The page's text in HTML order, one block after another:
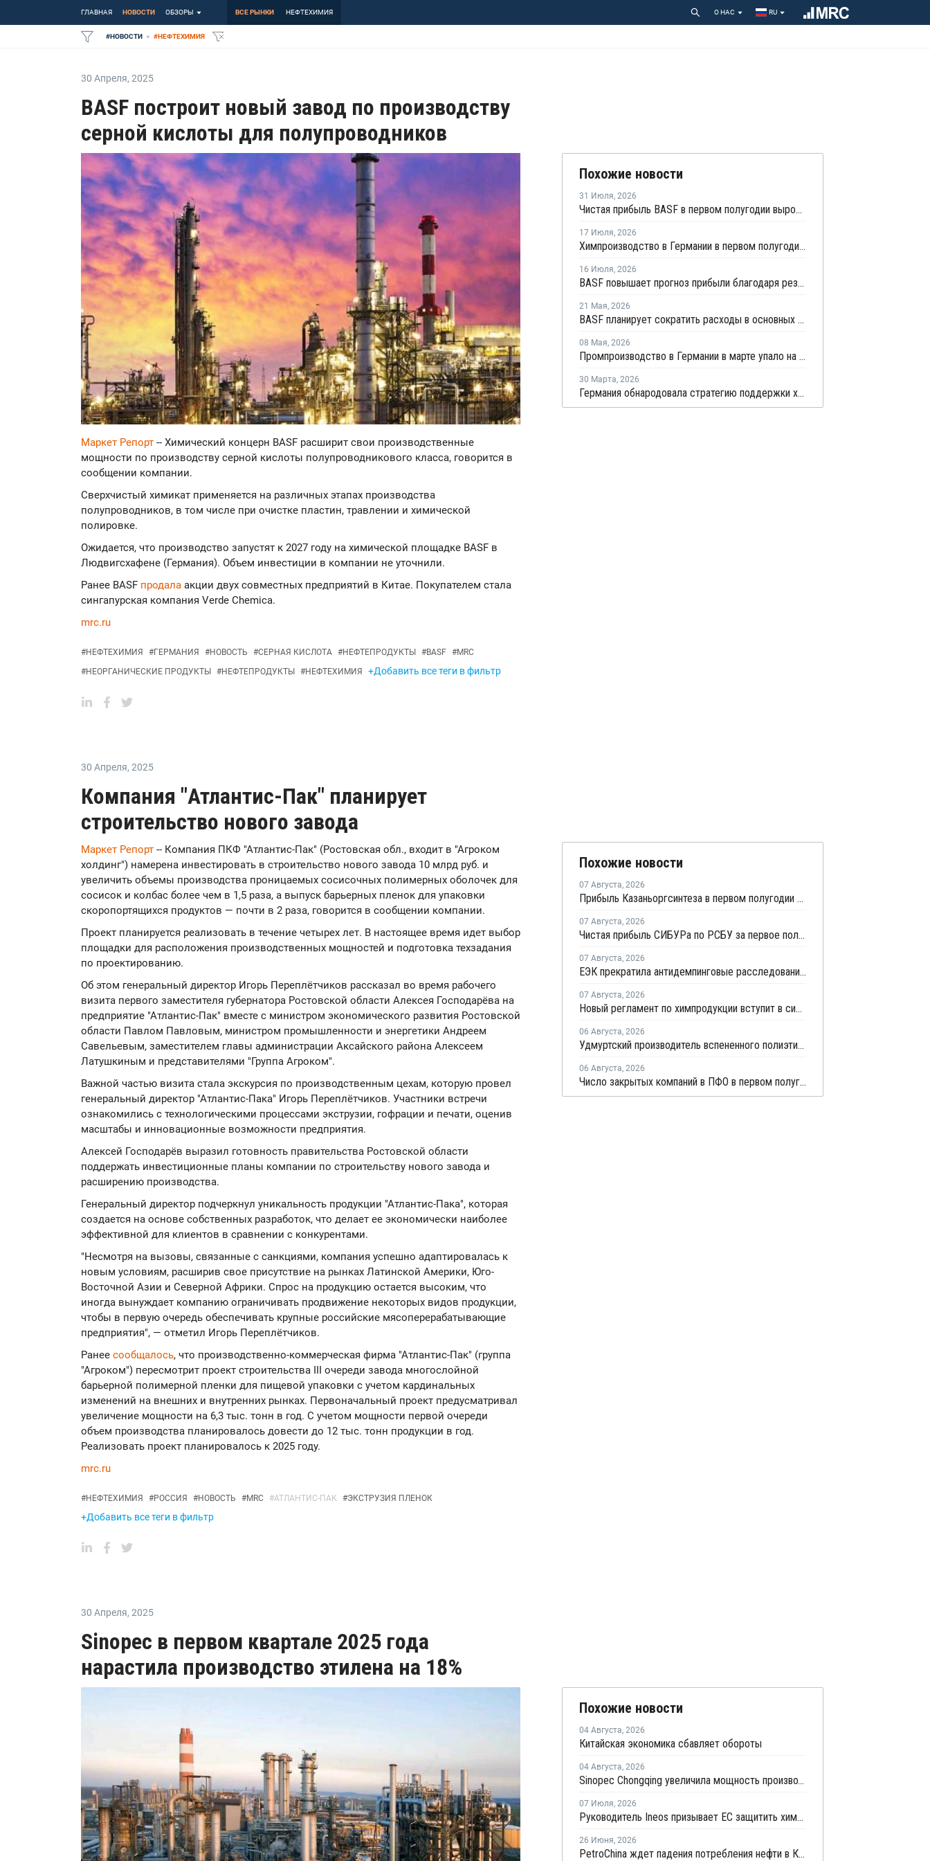
ГЛАВНАЯ НОВОСТИ ОБЗОРЫ ВСЕ РЫНКИ НЕФТЕХИМИЯ О НАС RU
#НОВОСТИ #НЕФТЕХИМИЯ
30 Апреля, 2025
BASF построит новый завод по производству
серной кислоты для полупроводников
Маркет Репорт -- Химический концерн BASF расширит свои производственные
мощности по производству серной кислоты полупроводникового класса, говорится в
сообщении компании.
Сверхчистый химикат применяется на различных этапах производства
полупроводников, в том числе при очистке пластин, травлении и химической
полировке.
Ожидается, что производство запустят к 2027 году на химической площадке BASF в
Людвигсхафене (Германия). Объем инвестиции в компании не уточнили.
Ранее BASF продала акции двух совместных предприятий в Китае. Покупателем стала
сингапурская компания Verde Chemica.
mrc.ru
#НЕФТЕХИМИЯ #ГЕРМАНИЯ #НОВОСТЬ #СЕРНАЯ КИСЛОТА #НЕФТЕПРОДУКТЫ #BASF #MRC
#НЕОРГАНИЧЕСКИЕ ПРОДУКТЫ #НЕФТЕПРОДУКТЫ #НЕФТЕХИМИЯ +Добавить все теги в фильтр
Похожие новости
31 Июля, 2026
Чистая прибыль BASF в первом полугодии выросла в 5,7 раза
17 Июля, 2026
Химпроизводство в Германии в первом полугодии сократилось на 3%
16 Июля, 2026
BASF повышает прогноз прибыли благодаря результатам, превзошедшим ожидания
21 Мая, 2026
BASF планирует сократить расходы в основных направлениях деятельности на 20% к 2029 году
08 Мая, 2026
Промпроизводство в Германии в марте упало на 0,7%
30 Марта, 2026
Германия обнародовала стратегию поддержки химической отрасли страны
30 Апреля, 2025
Компания "Атлантис-Пак" планирует
строительство нового завода
Маркет Репорт -- Компания ПКФ "Атлантис-Пак" (Ростовская обл., входит в "Агроком
холдинг") намерена инвестировать в строительство нового завода 10 млрд руб. и
увеличить объемы производства проницаемых сосисочных полимерных оболочек для
сосисок и колбас более чем в 1,5 раза, а выпуск барьерных пленок для упаковки
скоропортящихся продуктов — почти в 2 раза, говорится в сообщении компании.
Проект планируется реализовать в течение четырех лет. В настоящее время идет выбор
площадки для расположения производственных мощностей и подготовка техзадания
по проектированию.
Об этом генеральный директор Игорь Переплётчиков рассказал во время рабочего
визита первого заместителя губернатора Ростовской области Алексея Господарёва на
предприятие "Атлантис-Пак" вместе с министром экономического развития Ростовской
области Павлом Павловым, министром промышленности и энергетики Андреем
Савельевым, заместителем главы администрации Аксайского района Алексеем
Латушкиным и представителями "Группа Агроком".
Важной частью визита стала экскурсия по производственным цехам, которую провел
генеральный директор "Атлантис-Пака" Игорь Переплётчиков. Участники встречи
ознакомились с технологическими процессами экструзии, гофрации и печати, оценив
масштабы и инновационные возможности предприятия.
Алексей Господарёв выразил готовность правительства Ростовской области
поддержать инвестиционные планы компании по строительству нового завода и
расширению производства.
Генеральный директор подчеркнул уникальность продукции "Атлантис-Пака", которая
создается на основе собственных разработок, что делает ее экономически наиболее
эффективной для клиентов в сравнении с конкурентами.
"Несмотря на вызовы, связанные с санкциями, компания успешно адаптировалась к
новым условиям, расширив свое присутствие на рынках Латинской Америки, Юго-
Восточной Азии и Северной Африки. Спрос на продукцию остается высоким, что
иногда вынуждает компанию ограничивать продвижение некоторых видов продукции,
чтобы в первую очередь обеспечивать крупные российские мясоперерабатывающие
предприятия", — отметил Игорь Переплётчиков.
Ранее сообщалось, что производственно-коммерческая фирма "Атлантис-Пак" (группа
"Агроком") пересмотрит проект строительства III очереди завода многослойной
барьерной полимерной пленки для пищевой упаковки с учетом кардинальных
изменений на внешних и внутренних рынках. Первоначальный проект предусматривал
увеличение мощности на 6,3 тыс. тонн в год. С учетом мощности первой очереди
объем производства планировалось довести до 12 тыс. тонн продукции в год.
Реализовать проект планировалось к 2025 году.
mrc.ru
#НЕФТЕХИМИЯ #РОССИЯ #НОВОСТЬ #MRC #АТЛАНТИС-ПАК #ЭКСТРУЗИЯ ПЛЕНОК
+Добавить все теги в фильтр
Похожие новости
07 Августа, 2026
Прибыль Казаньоргсинтеза в первом полугодии сократилась более чем в 2 раза
07 Августа, 2026
Чистая прибыль СИБУРа по РСБУ за первое полугодие сократилась в 3,6 раза
07 Августа, 2026
ЕЭК прекратила антидемпинговые расследования против ПЭ и ПП из Азербайджана и Туркменистана
07 Августа, 2026
Новый регламент по химпродукции вступит в силу в сентябре 2027 года
06 Августа, 2026
Удмуртский производитель вспененного полиэтилена нарастит выпуск на 15%
06 Августа, 2026
Число закрытых компаний в ПФО в первом полугодии 2026 года вдвое превысило число новых
30 Апреля, 2025
Sinopec в первом квартале 2025 года
нарастила производство этилена на 18%
Похожие новости
04 Августа, 2026
Китайская экономика сбавляет обороты
04 Августа, 2026
Sinopec Chongqing увеличила мощность производства ПВС до 210 тысяч тонн
07 Июля, 2026
Руководитель Ineos призывает ЕС защитить химическую отрасль от китайского демпинга
26 Июня, 2026
PetroChina ждет падения потребления нефти в Китае в 2026 году на 4,9%